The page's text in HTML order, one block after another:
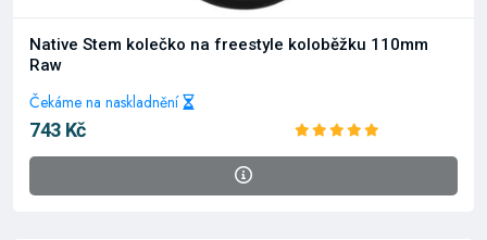
Native Stem kolečko na freestyle koloběžku 110mm
Raw
Čekáme na naskladnění
743 Kč